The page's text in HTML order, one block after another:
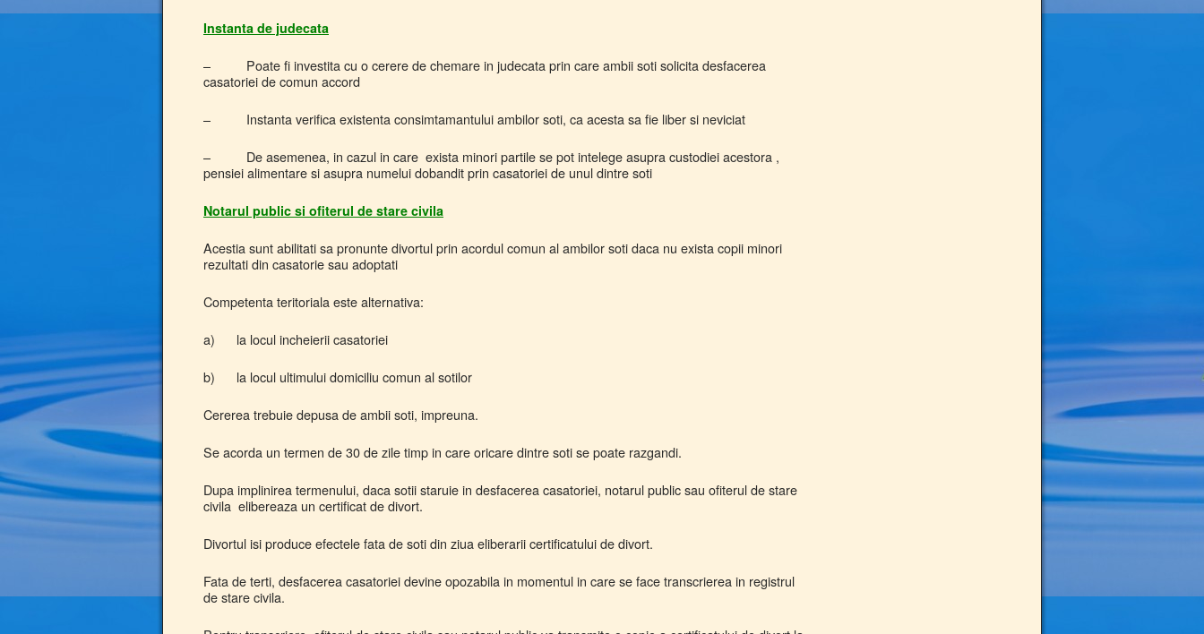
Instanta de judecata
– Poate fi investita cu o cerere de chemare in judecata prin care ambii soti solicita desfacerea
casatoriei de comun accord
– Instanta verifica existenta consimtamantului ambilor soti, ca acesta sa fie liber si neviciat
– De asemenea, in cazul in care exista minori partile se pot intelege asupra custodiei acestora ,
pensiei alimentare si asupra numelui dobandit prin casatoriei de unul dintre soti
Notarul public si ofiterul de stare civila
Acestia sunt abilitati sa pronunte divortul prin acordul comun al ambilor soti daca nu exista copii minori
rezultati din casatorie sau adoptati
Competenta teritoriala este alternativa:
a) la locul incheierii casatoriei
b) la locul ultimului domiciliu comun al sotilor
Cererea trebuie depusa de ambii soti, impreuna.
Se acorda un termen de 30 de zile timp in care oricare dintre soti se poate razgandi.
Dupa implinirea termenului, daca sotii staruie in desfacerea casatoriei, notarul public sau ofiterul de stare
civila elibereaza un certificat de divort.
Divortul isi produce efectele fata de soti din ziua eliberarii certificatului de divort.
Fata de terti, desfacerea casatoriei devine opozabila in momentul in care se face transcrierea in registrul
de stare civila.